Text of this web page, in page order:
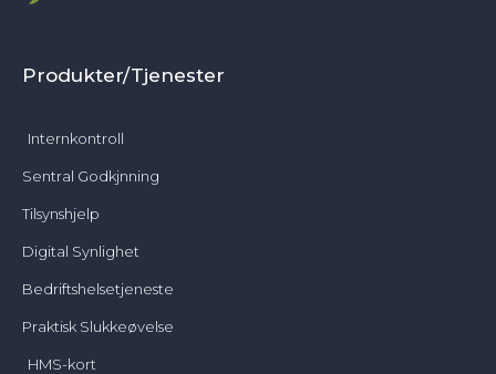
Produkter/Tjenester
Internkontroll
Sentral Godkjnning
Tilsynshjelp
Digital Synlighet
Bedriftshelsetjeneste
Praktisk Slukkeøvelse
HMS-kort